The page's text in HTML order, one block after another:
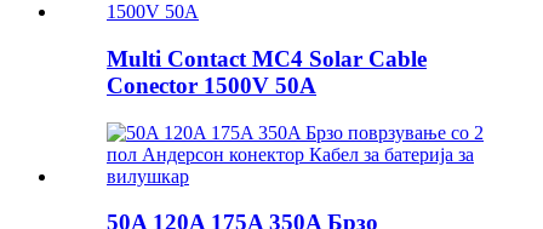
Multi Contact MC4 Solar Cable
Conector 1500V 50A
50A 120A 175A 350A Брзо